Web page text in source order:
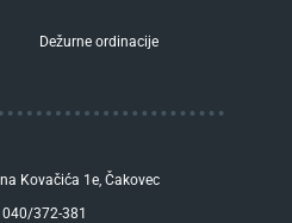
Dežurne ordinacije
Kovačića 1e, Čakovec
040/372-381